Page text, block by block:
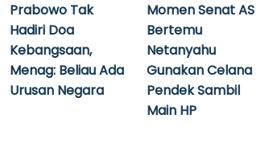
Prabowo Tak
Hadiri Doa
Kebangsaan,
Menag: Beliau Ada
Urusan Negara
Momen Senat AS
Bertemu
Netanyahu
Gunakan Celana
Pendek Sambil
Main HP